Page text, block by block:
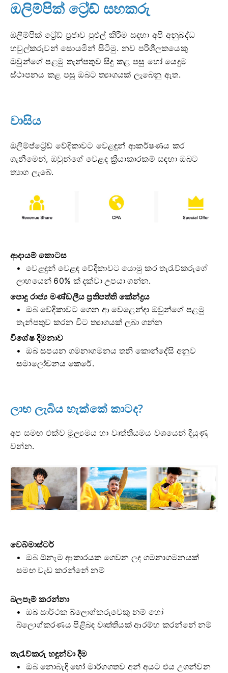
ඔලිම්පික් ට්‍රේඩ් සහකරු
ඔලිම්පික් ට්‍රේඩ් ප්‍රජාව පුළුල් කිරීම සඳහා අපි අනුබද්ධ
හවුල්කරුවන් සොයමින් සිටිමු. නව පරිශීලකයෙකු
ඔවුන්ගේ පළමු තැන්පතුව සිදු කළ පසු හෝ යෙදුම
ස්ථාපනය කළ පසු ඔබට ත්‍යාගයක් ලැබෙනු ඇත.
වාසිය
ඔලිම්ප්ට්‍රේඩ් වේදිකාවට වෙළඳුන් ආකර්ෂණය කර
ගැනීමෙන්, ඔවුන්ගේ වෙළඳ ක්‍රියාකාරකම් සඳහා ඔබට
ත්‍යාග ලැබේ.
ආදායම් කොටස
වෙළඳුන් වෙළඳ වේදිකාවට යොමු කර තැරැව්කරුගේ
ලාභයෙන් 60% ක් දක්වා උපයා ගන්න.
පොදු රාජ්‍ය මණ්ඩලීය ප්‍රතිපත්ති කේන්ද්‍රය
ඔබ වේදිකාවට ගෙන ආ වෙළෙන්දා ඔවුන්ගේ පළමු
තැන්පතුව කරන විට ත්‍යාගයක් ලබා ගන්න
විශේෂ දීමනාව
ඔබ සපයන ගමනාගමනය තනි කොන්දේසි අනුව
සමාලෝචනය කෙරේ.
ලාභ ලැබිය හැක්කේ කාටද?
අප සමඟ එක්ව මූල්‍යමය හා වෘත්තීයමය වශයෙන් දියුණු
වන්න.
වෙබ්මාස්ටර්
ඔබ ඕනෑම ආකාරයක ගෙවන ලද ගමනාගමනයක්
සමඟ වැඩ කරන්නේ නම්
බලපෑම් කරන්නා
ඔබ සාර්ථක බ්ලොග්කරුවෙකු නම් හෝ
බ්ලොග්කරණය පිළිබඳ වෘත්තියක් ආරම්භ කරන්නේ නම්
තැරැව්කරු හඳුන්වා දීම
ඔබ නොබැඳි හෝ මාර්ගගතව අන් අයට එය උගන්වන